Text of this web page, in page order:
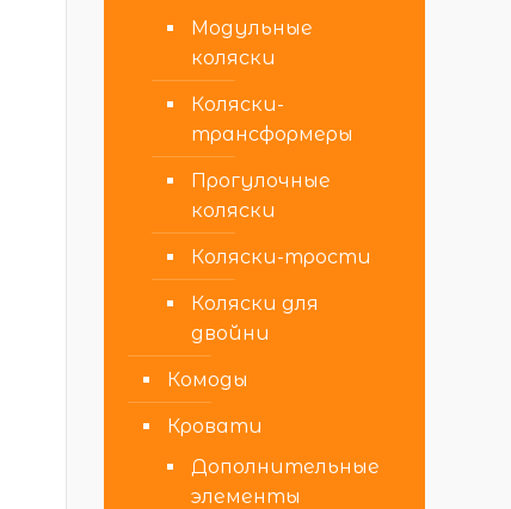
Модульные
коляски
Коляски-
трансформеры
Прогулочные
коляски
Коляски-трости
Коляски для
двойни
Комоды
Кровати
Дополнительные
элементы